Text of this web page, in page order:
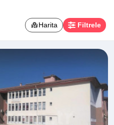
Harita Filtrele